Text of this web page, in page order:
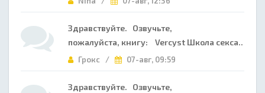
Здравствуйте. Озвучьте,
пожалуйста, книгу: Vercyst Школа секса..
Грокс / 07-авг, 09:59
Здравствуйте. Озвучьте,